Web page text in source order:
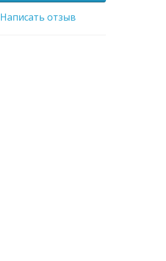
Написать отзыв